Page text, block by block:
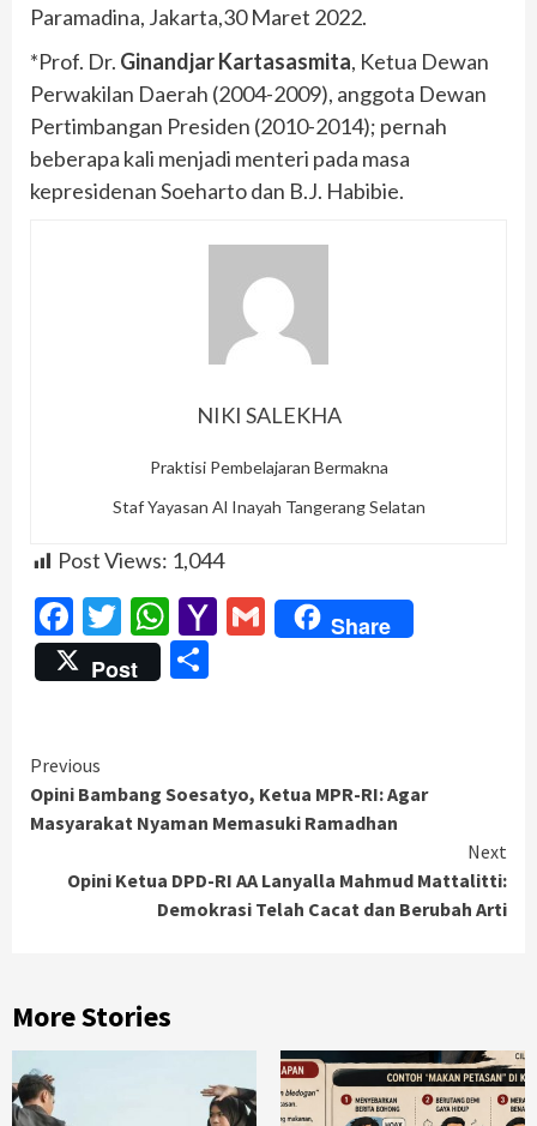
Paramadina, Jakarta,30 Maret 2022.
*Prof. Dr. Ginandjar Kartasasmita, Ketua Dewan
Perwakilan Daerah (2004-2009), anggota Dewan
Pertimbangan Presiden (2010-2014); pernah
beberapa kali menjadi menteri pada masa
kepresidenan Soeharto dan B.J. Habibie.
NIKI SALEKHA
Praktisi Pembelajaran Bermakna
Staf Yayasan Al Inayah Tangerang Selatan
Post Views: 1,044
Facebook
Twitter
WhatsApp
Yahoo
Mail
GmailShare
Post
Continue
Reading
Previous
Opini Bambang Soesatyo, Ketua MPR-RI: Agar
Masyarakat Nyaman Memasuki Ramadhan
Next
Opini Ketua DPD-RI AA Lanyalla Mahmud Mattalitti:
Demokrasi Telah Cacat dan Berubah Arti
More Stories